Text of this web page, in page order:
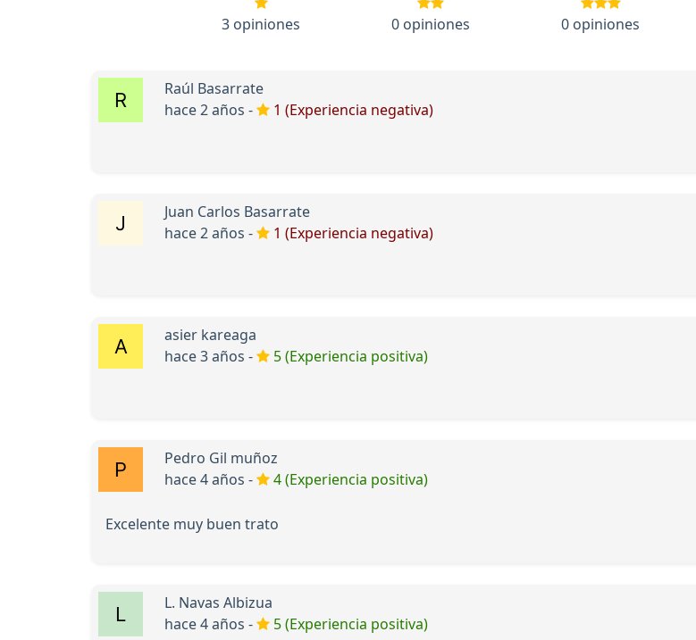
3 opiniones 0 opiniones 0 opiniones
Raúl Basarrate
hace 2 años -
1 (Experiencia negativa)
Juan Carlos Basarrate
hace 2 años -
1 (Experiencia negativa)
asier kareaga
hace 3 años -
5 (Experiencia positiva)
Pedro Gil muñoz
hace 4 años -
4 (Experiencia positiva)
Excelente muy buen trato
L. Navas Albizua
hace 4 años -
5 (Experiencia positiva)